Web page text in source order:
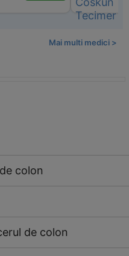
Mai multi medici >
colon
de colon